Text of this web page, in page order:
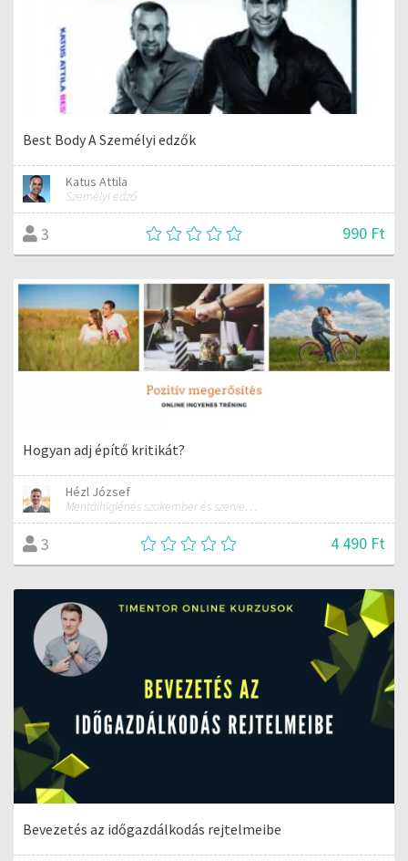
Best Body A Személyi edzők
Katus Attila
Személyi edző
3 990 Ft
Hogyan adj építő kritikát?
Hézl József
Mentálhigiénés szakember és szervezetfejlesztési tanácsadó
3 4 490 Ft
Bevezetés az időgazdálkodás rejtelmeibe